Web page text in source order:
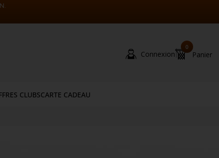
Connexion|
0
Panier
CLUBSCARTE CADEAU